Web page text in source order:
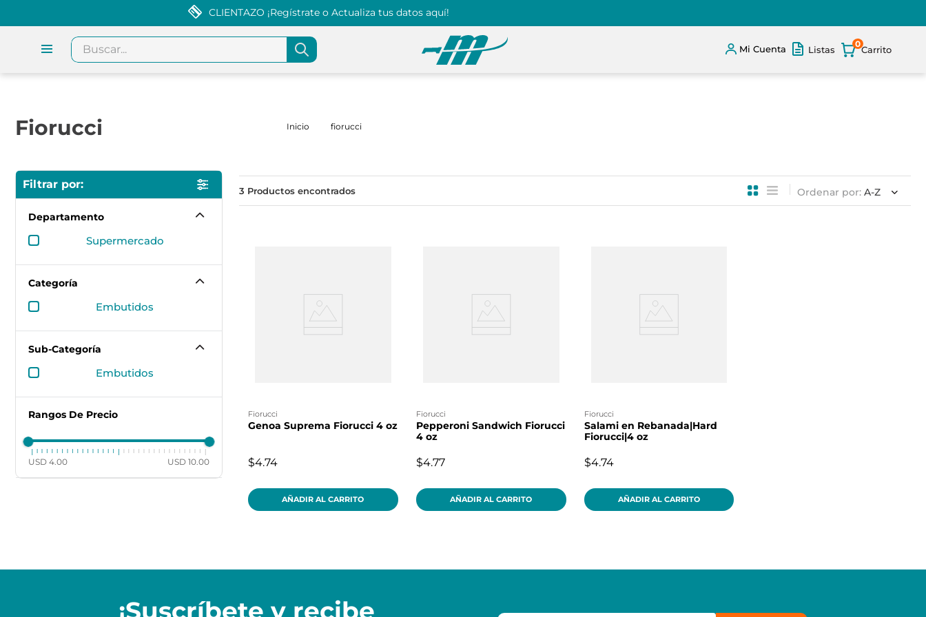
CLIENTAZO ¡Regístrate o Actualiza tus datos aquí!
Buscar...
Mi Cuenta Listas
0
Fiorucci fiorucci
Departamento
supermercado
Categoría
embutidos
Sub-Categoría
embutidos
Rangos De Precio
USD 4.00 USD 10.00
3 Ordenar por A-Z
fiorucci
Genoa Suprema Fiorucci 4 oz
$4.74
AÑADIR AL CARRITO
fiorucci
Pepperoni Sandwich Fiorucci
4 oz
$4.77
AÑADIR AL CARRITO
fiorucci
Salami en Rebanada|Hard
Fiorucci|4 oz
$4.74
AÑADIR AL CARRITO
¡Suscríbete y recibe